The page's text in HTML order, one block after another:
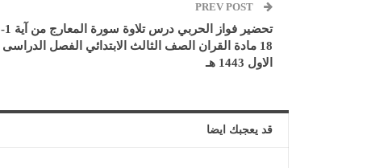
تحضير فواز الحربي درس تلاوة سورة المعارج من آية 1-
18 مادة القران الصف الثالث الابتدائي الفصل الدراسى
الاول 1443 هـ
قد يعجبك ايضا